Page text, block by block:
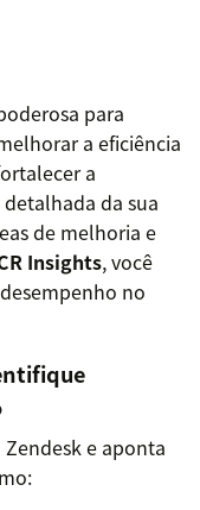
para
a eficiência
a
da sua
de melhoria e
Insights, você
no
Zendesk e aponta